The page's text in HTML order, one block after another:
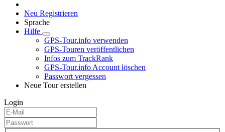
Neu Registrieren
Sprache
Hilfe
GPS-Tour.info verwenden
GPS-Touren veröffentlichen
Infos zum TrackRank
GPS-Tour.info Account löschen
Passwort vergessen
Neue Tour erstellen
Login